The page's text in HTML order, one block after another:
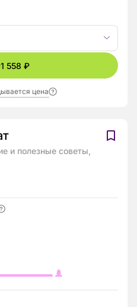
558 ₽
цена
и полезные советы,